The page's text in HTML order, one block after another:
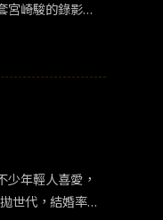
宮崎駿的錄影
成為孤兒。起
樣。翌日螢火蟲
是對兄妹倆的
拉克卻意外得
福，選擇死亡才
年輕人喜愛，
世代，結婚率年